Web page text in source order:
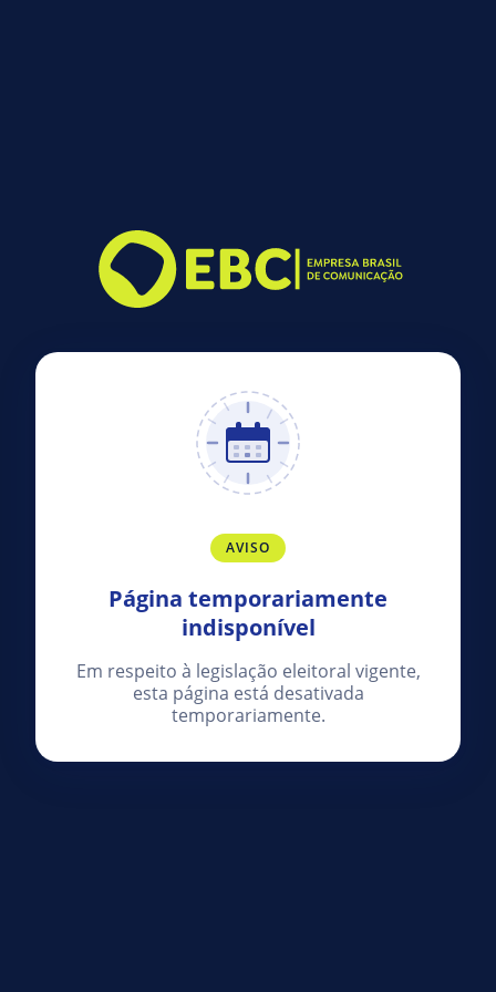
AVISO
Página temporariamente
indisponível
Em respeito à legislação eleitoral vigente,
esta página está desativada
temporariamente.